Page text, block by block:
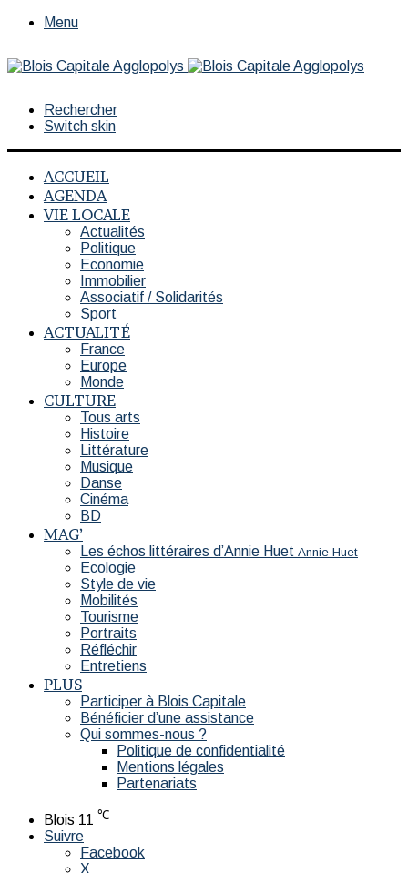
Menu
Rechercher
Switch skin
ACCUEIL
AGENDA
VIE LOCALE
Actualités
Politique
Economie
Immobilier
Associatif / Solidarités
Sport
ACTUALITÉ
France
Europe
Monde
CULTURE
Tous arts
Histoire
Littérature
Musique
Danse
Cinéma
BD
MAG’
Les échos littéraires d’Annie Huet Annie Huet
Ecologie
Style de vie
Mobilités
Tourisme
Portraits
Réfléchir
Entretiens
PLUS
Participer à Blois Capitale
Bénéficier d’une assistance
Qui sommes-nous ?
Politique de confidentialité
Mentions légales
Partenariats
Blois 11 ℃
Suivre
Facebook
X